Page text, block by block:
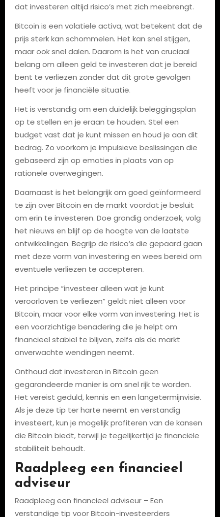
dat investeren altijd risico’s met zich meebrengt.
Bitcoin is een volatiele activa, wat betekent dat de
prijs sterk kan schommelen. Het kan snel stijgen,
maar ook snel dalen. Daarom is het van cruciaal
belang om alleen geld te investeren dat je bereid
bent te verliezen zonder dat dit grote gevolgen
heeft voor je financiële situatie.
Het is verstandig om een duidelijk beleggingsplan
op te stellen en je eraan te houden. Stel een
budget vast dat je kunt missen en houd je aan dit
bedrag. Zo voorkom je impulsieve beslissingen die
gebaseerd zijn op emoties in plaats van op
rationele overwegingen.
Daarnaast is het belangrijk om goed geïnformeerd
te zijn over Bitcoin en de markt voordat je besluit
om erin te investeren. Doe grondig onderzoek, volg
het nieuws en blijf op de hoogte van de laatste
ontwikkelingen. Begrijp de risico’s die gepaard gaan
met deze vorm van investering en wees bereid om
eventuele verliezen te accepteren.
Het principe “investeer alleen wat je kunt
veroorloven te verliezen” geldt niet alleen voor
Bitcoin, maar voor elke vorm van investering. Het is
een voorzichtige benadering die je helpt om
financieel stabiel te blijven, zelfs als de markt
onverwachte wendingen neemt.
Onthoud dat investeren in Bitcoin geen
gegarandeerde manier is om snel rijk te worden.
Het vereist geduld, kennis en een langetermijnvisie.
Als je deze tip ter harte neemt en verstandig
investeert, kun je mogelijk profiteren van de kansen
die Bitcoin biedt, terwijl je tegelijkertijd je financiële
stabiliteit behoudt.
Raadpleeg een financieel
adviseur
Raadpleeg een financieel adviseur – Een
verstandige tip voor Bitcoin-investeerders